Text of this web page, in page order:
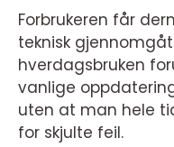
Forbrukeren får
teknisk
hverdagsbruken
vanlige
uten at man hele
for skjulte feil.